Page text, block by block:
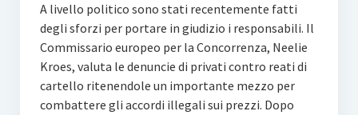
A livello politico sono stati recentemente fatti
degli sforzi per portare in giudizio i responsabili. Il
Commissario europeo per la Concorrenza, Neelie
Kroes, valuta le denuncie di privati contro reati di
cartello ritenendole un importante mezzo per
combattere gli accordi illegali sui prezzi. Dopo